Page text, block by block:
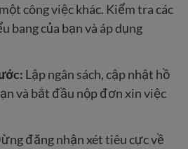
công việc khác. Kiểm tra các
bang của bạn và áp dụng
Lập ngân sách, cập nhật hồ
và bắt đầu nộp đơn xin việc
đăng nhận xét tiêu cực về